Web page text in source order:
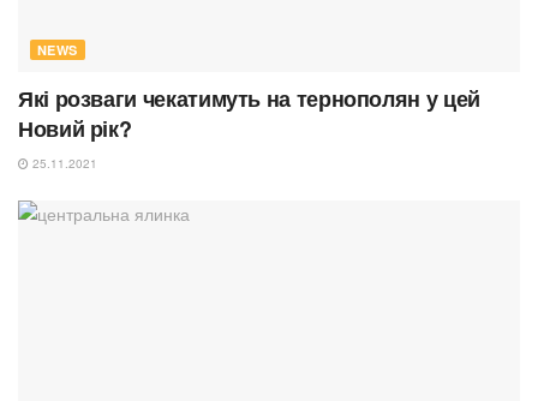
NEWS
Які розваги чекатимуть на тернополян у цей
Новий рік?
25.11.2021